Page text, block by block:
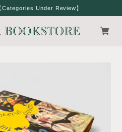
Categories Under Review】